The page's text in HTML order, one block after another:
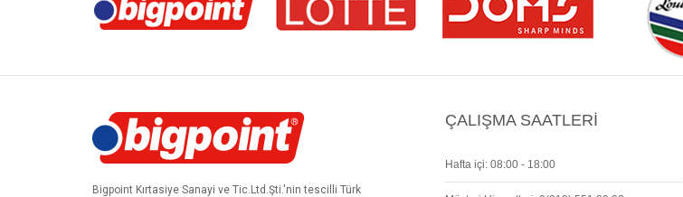
Bigpoint Kırtasiye Sanayi ve Tic.Ltd.Şti.'nin tescilli Türk
ÇALIŞMA SAATLERI
Hafta içi: 08:00 - 18:00